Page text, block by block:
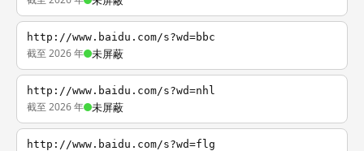
http://www.baidu.com/s?wd=bbc
截至 2026 年 未屏蔽
http://www.baidu.com/s?wd=nhl
截至 2026 年 未屏蔽
http://www.baidu.com/s?wd=flg